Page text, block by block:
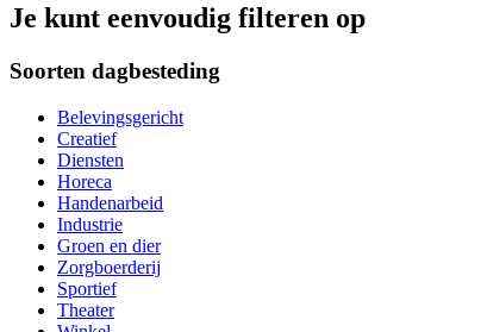
Je kunt eenvoudig filteren op
Soorten dagbesteding
Belevingsgericht
Creatief
Diensten
Horeca
Handenarbeid
Industrie
Groen en dier
Zorgboerderij
Sportief
Theater